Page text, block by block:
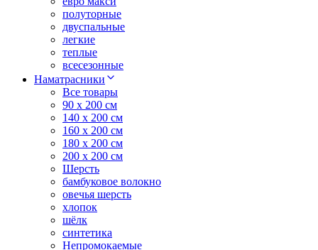
полуторные
двуспальные
легкие
теплые
всесезонные
Наматрасники
Все товары
90 x 200 см
140 x 200 см
160 x 200 см
180 x 200 см
200 x 200 см
Шерсть
бамбуковое волокно
овечья шерсть
хлопок
шёлк
синтетика
Непромокаемые